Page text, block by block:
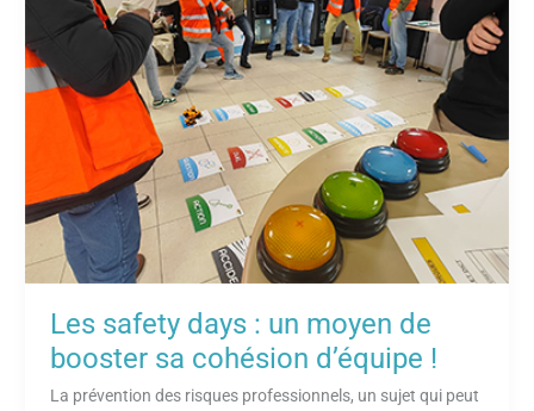
Les safety days : un moyen de
booster sa cohésion d’équipe !
La prévention des risques professionnels, un sujet qui peut
un
moyen
de
booster
cohésion
d’équipe
!